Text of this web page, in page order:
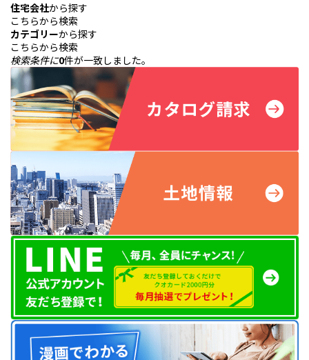
住宅会社から探す
こちらから検索
カテゴリーから探す
こちらから検索
検索条件に0件が一致しました。